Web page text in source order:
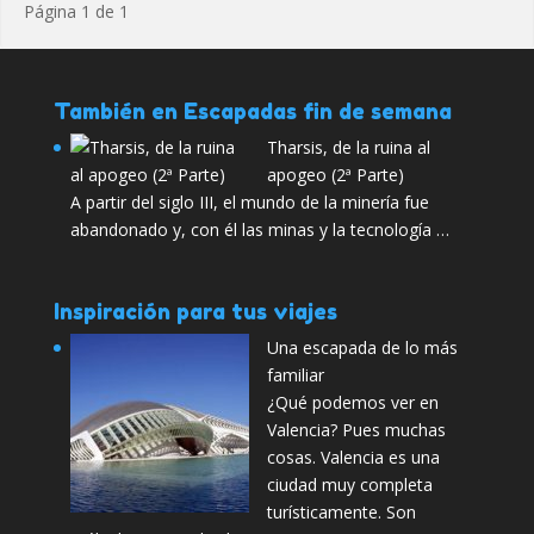
Página 1 de 1
También en Escapadas fin de semana
Tharsis, de la ruina al
apogeo (2ª Parte)
A partir del siglo III, el mundo de la minería fue
abandonado y, con él las minas y la tecnología …
Inspiración para tus viajes
Una escapada de lo más
familiar
¿Qué podemos ver en
Valencia? Pues muchas
cosas. Valencia es una
ciudad muy completa
turísticamente. Son